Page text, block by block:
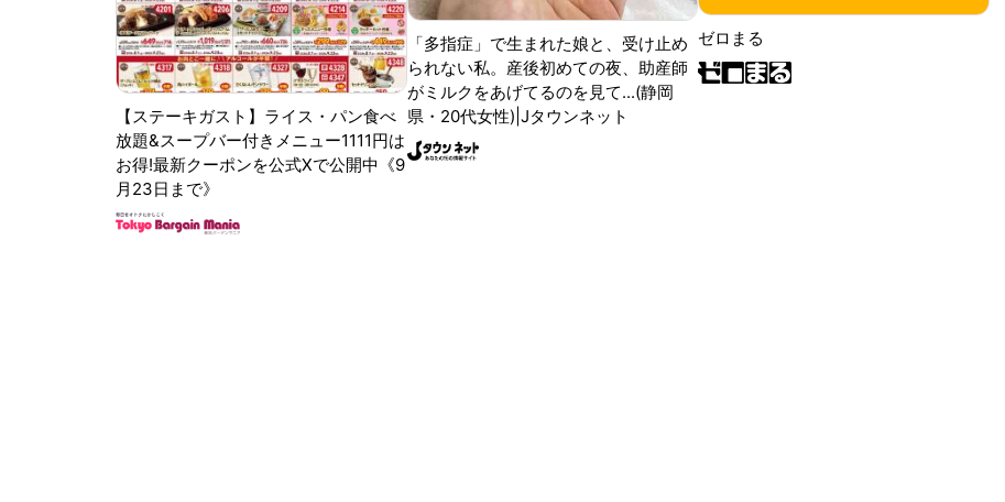
【ステーキガスト】ライス・パン食べ
放題&スープバー付きメニュー1111円は
お得!最新クーポンを公式Xで公開中《9
月23日まで》
「多指症」で生まれた娘と、受け止め
られない私。産後初めての夜、助産師
がミルクをあげてるのを見て...(静岡
県・20代女性)|Jタウンネット
ゼロまる